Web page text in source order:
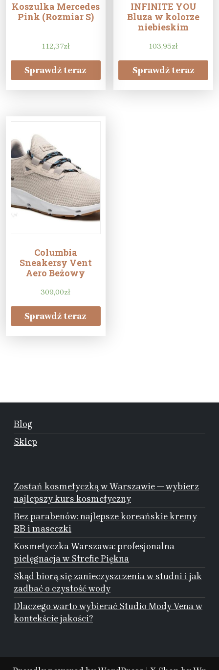
Koszulka Mercedes
Pink (Rozmiar S)
112,37zł
Sprawdź teraz
INFINITE YOU
Bluza w kolorze
niebieskim
103,95zł
Sprawdź teraz
Columbia
Sneakersy Vent
Aero Beżowy
309,00zł
Sprawdź teraz
Blog
Sklep
Zostań kosmetyczką w Warszawie — wybierz
najlepszy kurs kosmetyczny
Bez parabenów: najlepsze koreańskie kremy
BB i maseczki
Kosmetyczka Warszawa: profesjonalna
pielęgnacja w Strefie Piękna
Skąd biorą się zanieczyszczenia w studni i jak
zadbać o czystość wody
Dlaczego warto wybierać Studio Mody Vena w
kontekście jakości?